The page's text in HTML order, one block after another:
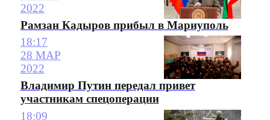
2022
Рамзан Кадыров прибыл в Мариуполь
18:17
28 МАР
2022
Владимир Путин передал привет
участникам спецоперации
18:09